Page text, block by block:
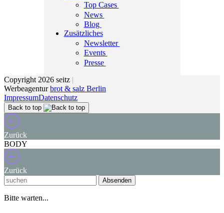
Top Cases
News
Blog
Zusätzliches
Newsletter
Events
Presse
Copyright 2026 seitz |
Werbeagenturbrot & salz Berlin
ImpressumDatenschutz
Back to top
Zurück
BODY
Zurück
Absenden
Bitte warten...